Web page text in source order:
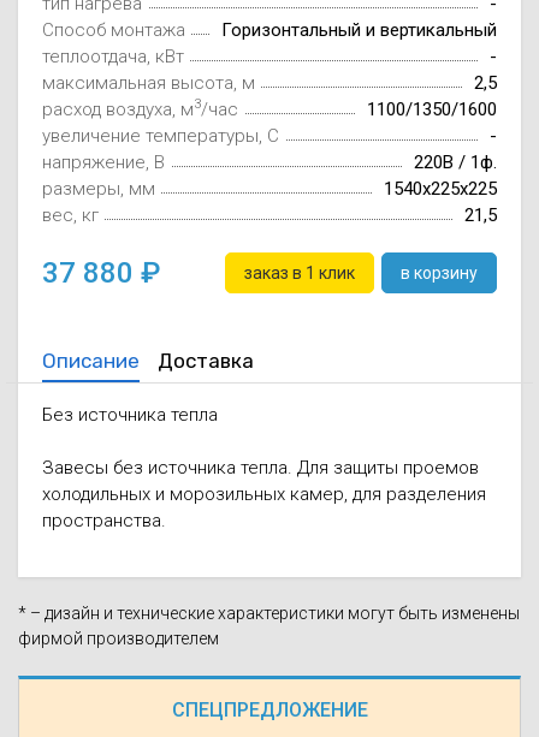
СПЕЦПРЕДЛОЖЕНИЕ
Способ монтажа
Горизонтальный и вертикальный
теплоотдача, кВт
-
максимальная высота, м
2,5
расход воздуха, м3/час
1100/1350/1600
увеличение температуры, C
-
напряжение, В
220В / 1ф.
размеры, мм
1540х225х225
вес, кг
21,5
37 880 заказ в 1 клик в корзину
Описание Доставка
Без источника тепла
Завесы без источника тепла. Для защиты проемов
холодильных и морозильных камер, для разделения
пространства.
* – дизайн и технические характеристики могут быть изменены
фирмой производителем
Осушители
Wi-Fi модуля
отработанном